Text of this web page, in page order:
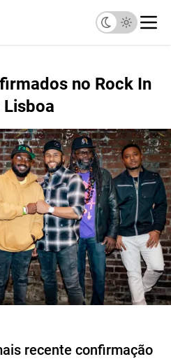
no Rock In
Lisboa
recente confirmação